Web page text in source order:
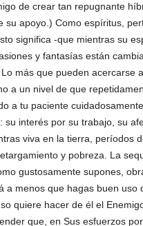
de crear tan repugnante
su apoyo.) Como espíritus,
significa -que mientras su
y fantasías están
más que pueden acercarse
a un nivel de que
a tu paciente
su interés por su trabajo, su
viva en la tierra, períodos
y pobreza. La
gustosamente supones,
a menos que hagas buen uso
quiere hacer de él el
que, en Sus esfuerzos